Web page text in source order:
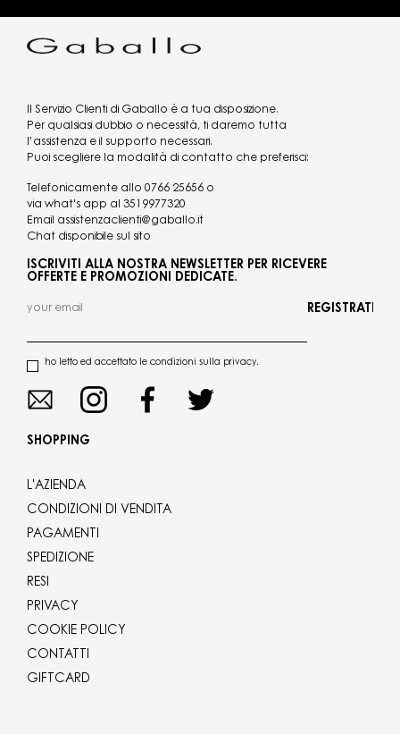
Il Servizio Clienti di Gaballo è a tua disposizione.
Per qualsiasi dubbio o necessità, ti daremo tutta
l’assistenza e il supporto necessari.
Puoi scegliere la modalità di contatto che preferisci:
Telefonicamente allo 0766 25656 o
via what's app al 3519977320
Email assistenzaclienti@gaballo.it
Chat disponibile sul sito
ISCRIVITI ALLA NOSTRA NEWSLETTER PER RICEVERE
OFFERTE E PROMOZIONI DEDICATE.
ho letto ed accettato le condizioni sulla privacy.
REGISTRATI
SHOPPING
L'AZIENDA
CONDIZIONI DI VENDITA
PAGAMENTI
SPEDIZIONE
RESI
PRIVACY
COOKIE POLICY
CONTATTI
GIFTCARD